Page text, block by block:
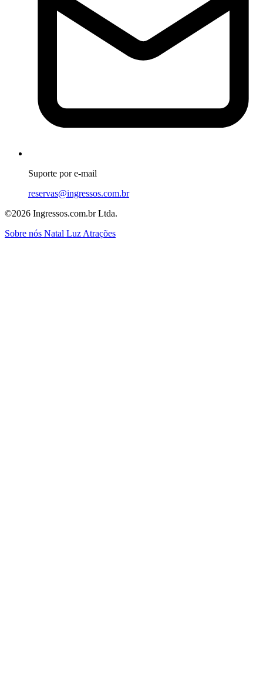
Suporte por e-mail
reservas@ingressos.com.br
©2026 Ingressos.com.br Ltda.
Sobre nós Natal Luz Atrações